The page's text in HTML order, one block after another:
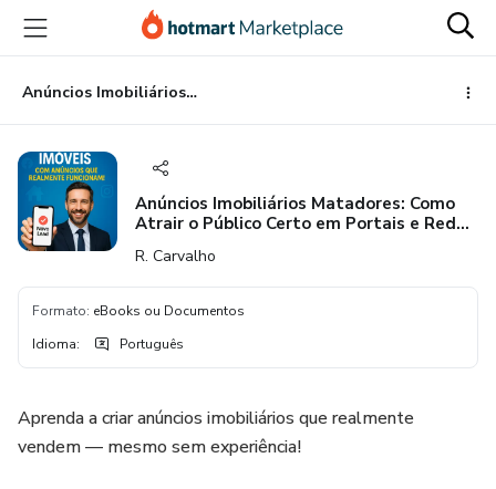
para
conteúdo
principal
para
pagamento
para
rodapé
Anúncios Imobiliários Matadores: Como Atrair o Público Certo em Portais e Redes Sociais
Anúncios Imobiliários Matadores: Como
Atrair o Público Certo em Portais e Redes
R. Carvalho
Formato: eBooks ou Documentos
Idioma: Português
Aprenda a criar anúncios imobiliários que realmente
vendem — mesmo sem experiência!